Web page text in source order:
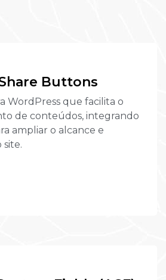
Buttons
WordPress que facilita o
de conteúdos, integrando
ampliar o alcance e